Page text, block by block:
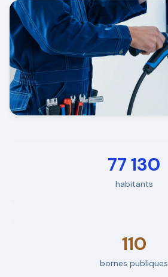
77 130
habitants
110
bornes publiques